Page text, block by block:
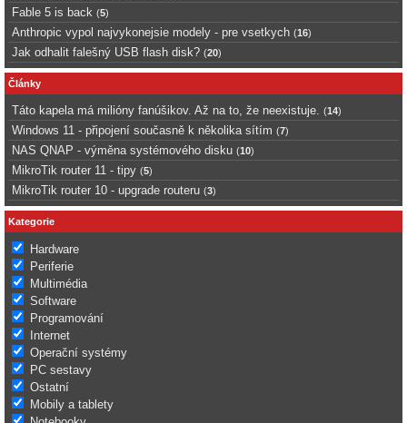
Fable 5 is back (5)
Anthropic vypol najvykonejsie modely - pre vsetkych (16)
Jak odhalit falešný USB flash disk? (20)
Články
Táto kapela má milióny fanúšikov. Až na to, že neexistuje. (14)
Windows 11 - připojení současně k několika sítím (7)
NAS QNAP - výměna systémového disku (10)
MikroTik router 11 - tipy (5)
MikroTik router 10 - upgrade routeru (3)
Kategorie
Hardware
Periferie
Multimédia
Software
Programování
Internet
Operační systémy
PC sestavy
Ostatní
Mobily a tablety